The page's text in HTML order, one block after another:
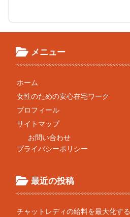
メニュー
ホーム
女性のための安心在宅ワーク
プロフィール
サイトマップ
お問い合わせ
プライバシーポリシー
最近の投稿
チャットレディの給料を最大化す